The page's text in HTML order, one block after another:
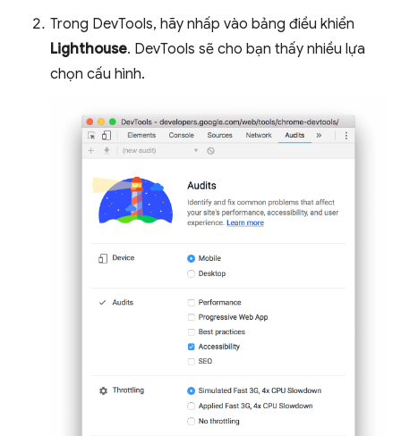
Trong DevTools, hãy nhấp vào bảng điều khiển
Lighthouse. DevTools sẽ cho bạn thấy nhiều lựa
chọn cấu hình.